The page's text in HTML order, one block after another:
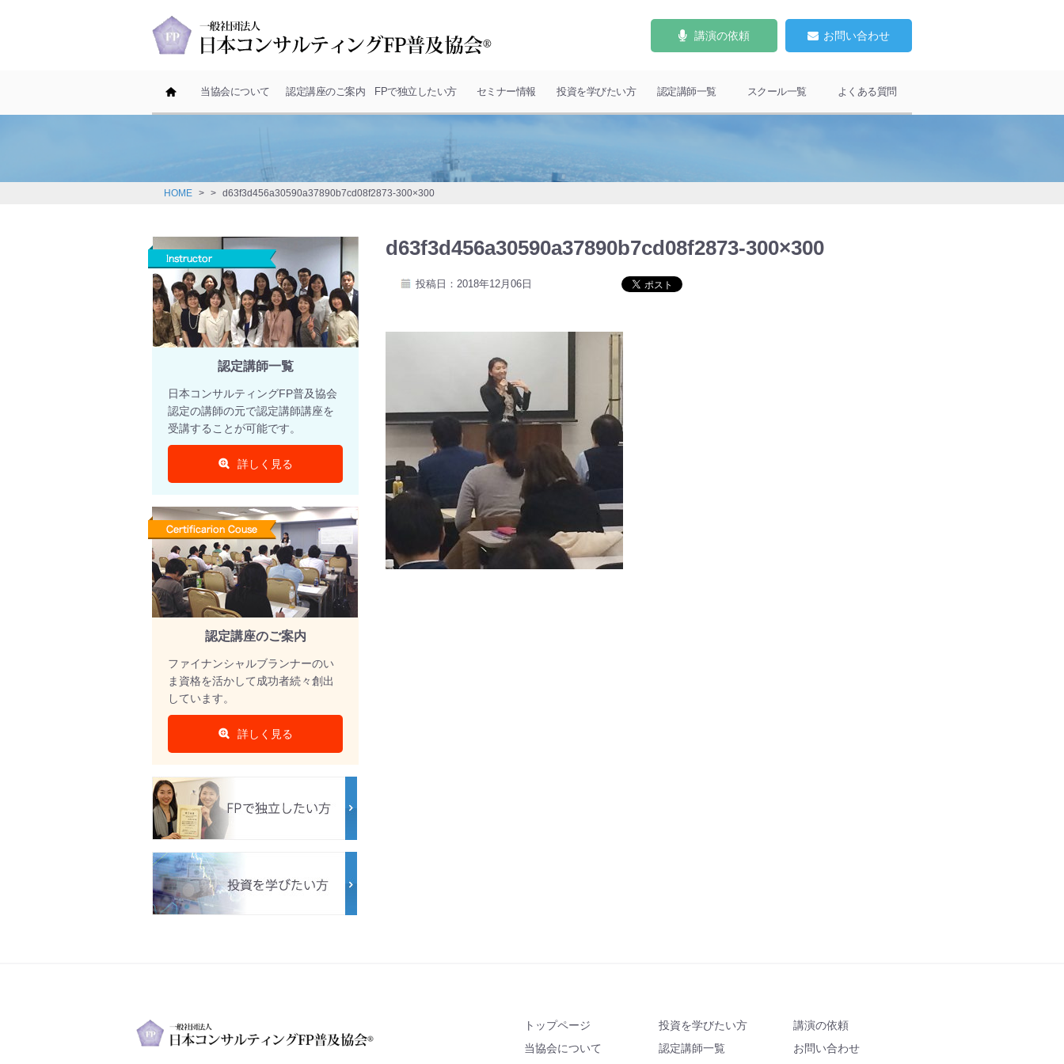
講演の依頼 お問い合わせ
ホーム
当協会について 認定講座のご案内 FPで独立したい方 セミナー情報 投資を学びたい方 認定講師一覧 スクール一覧 よくある質問
HOME > > d63f3d456a30590a37890b7cd08f2873-300×300
d63f3d456a30590a37890b7cd08f2873-300×300
投稿日：2018年12月06日
認定講師一覧
日本コンサルティングFP普及協会
認定の講師の元で認定講師講座を
受講することが可能です。
詳しく見る
認定講座のご案内
ファイナンシャルブランナーのい
ま資格を活かして成功者続々創出
しています。
詳しく見る
トップページ
当協会について
投資を学びたい方
認定講師一覧
講演の依頼
お問い合わせ